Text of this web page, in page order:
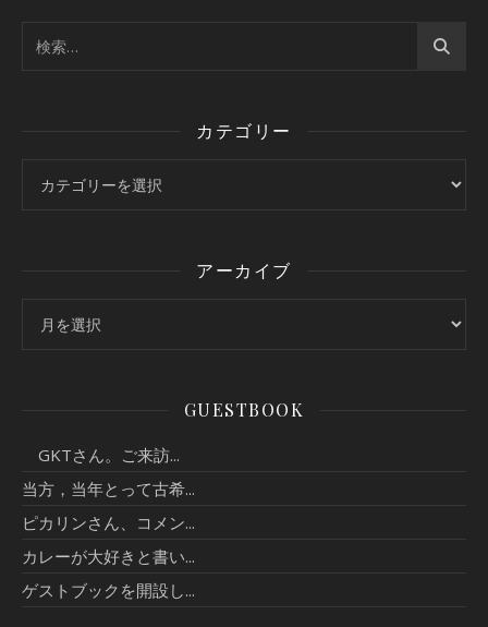
カテゴリー
アーカイブ
GUESTBOOK
GKTさん。ご来訪...
当方，当年とって古希...
ピカリンさん、コメン...
カレーが大好きと書い...
ゲストブックを開設し...